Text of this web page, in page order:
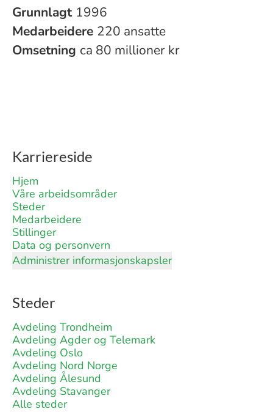
Grunnlagt 1996
Medarbeidere 220 ansatte
Omsetning ca 80 millioner kr
Karriereside
Hjem
Våre arbeidsområder
Steder
Medarbeidere
Stillinger
Data og personvern
Administrer informasjonskapsler
Steder
Avdeling Trondheim
Avdeling Agder og Telemark
Avdeling Oslo
Avdeling Nord Norge
Avdeling Ålesund
Avdeling Stavanger
Alle steder